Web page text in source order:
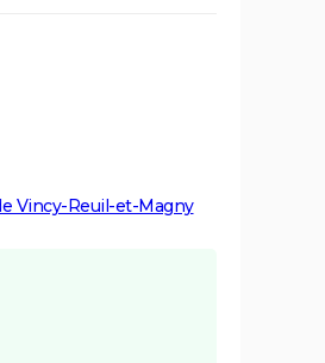
Vincy-Reuil-et-Magny